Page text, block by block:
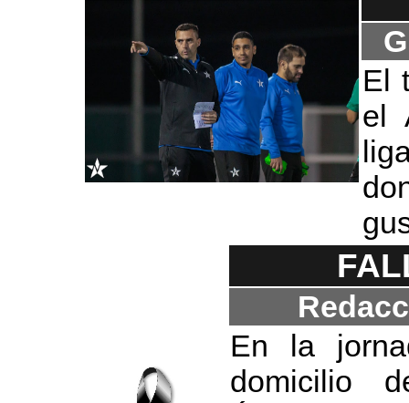
El
el
En la
domicilio